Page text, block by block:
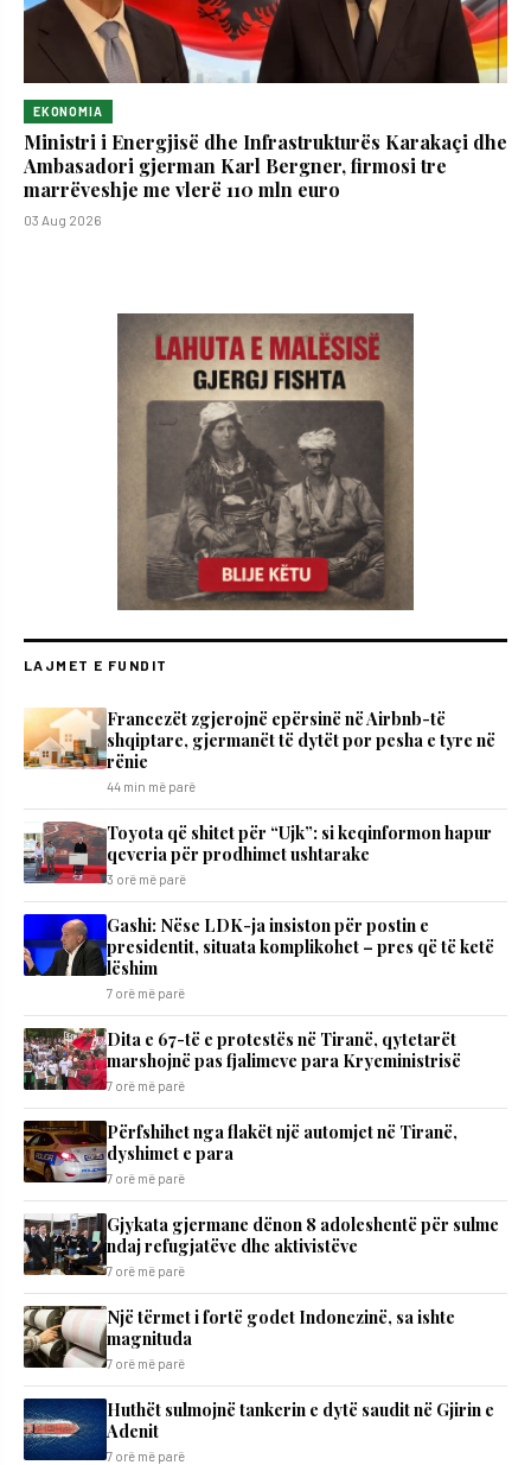
EKONOMIA
Ministri i Energjisë dhe Infrastrukturës Karakaçi dhe
Ambasadori gjerman Karl Bergner, firmosi tre
marrëveshje me vlerë 110 mln euro
03 Aug 2026
LAJMET E FUNDIT
Francezët zgjerojnë epërsinë në Airbnb-të
shqiptare, gjermanët të dytët por pesha e tyre në
rënie
44 min më parë
Toyota që shitet për “Ujk”: si keqinformon hapur
qeveria për prodhimet ushtarake
3 orë më parë
Gashi: Nëse LDK-ja insiston për postin e
presidentit, situata komplikohet – pres që të ketë
lëshim
7 orë më parë
Dita e 67-të e protestës në Tiranë, qytetarët
marshojnë pas fjalimeve para Kryeministrisë
7 orë më parë
Përfshihet nga flakët një automjet në Tiranë,
dyshimet e para
7 orë më parë
Gjykata gjermane dënon 8 adoleshentë për sulme
ndaj refugjatëve dhe aktivistëve
7 orë më parë
Një tërmet i fortë godet Indonezinë, sa ishte
magnituda
7 orë më parë
Huthët sulmojnë tankerin e dytë saudit në Gjirin e
Adenit
7 orë më parë